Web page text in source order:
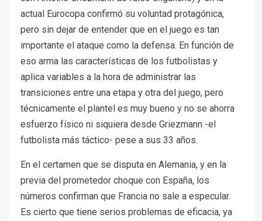
actual Eurocopa confirmó su voluntad protagónica,
pero sin dejar de entender que en el juego es tan
importante el ataque como la defensa. En función de
eso arma las características de los futbolistas y
aplica variables a la hora de administrar las
transiciones entre una etapa y otra del juego, pero
técnicamente el plantel es muy bueno y no se ahorra
esfuerzo físico ni siquiera desde Griezmann -el
futbolista más táctico- pese a sus 33 años.
En el certamen que se disputa en Alemania, y en la
previa del prometedor choque con España, los
números confirman que Francia no sale a especular.
Es cierto que tiene serios problemas de eficacia, ya